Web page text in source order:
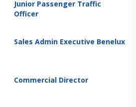
Junior Passenger Traffic
Officer
Sales Admin Executive Benelux
Commercial Director